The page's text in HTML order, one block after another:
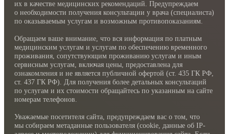
их в качестве медицинских рекомендаций. Предупреждаем
о необходимости получения консультации у врача (специалиста)
по оказываемым услугам и возможным противопоказаниям.
Обращаем ваше внимание, что вся информация по платным
медицинским услугам и услугам по обеспечению временного
проживания, сопутствующим проживанию услугам и иным
сервисным услугам, включая цены, предоставлена для
ознакомления и не является публичной офертой (ст. 435 ГК РФ,
cт. 437 ГК РФ). Для получения более детальных консультаций
по услугам и их стоимости обращайтесь по указанным на сайте
номерам телефонов.
Уважаемые посетителя сайта, предупреждаем вас о том, что
мы собираем метаданные пользователя (cookie, данные об IP-